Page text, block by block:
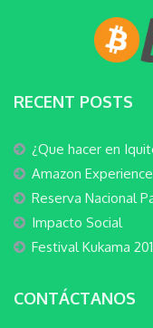
RECENT POSTS
¿Que hacer en
Amazon
Reserva Nacional
Impacto Social
Festival Kukama
CONTÁCTANOS